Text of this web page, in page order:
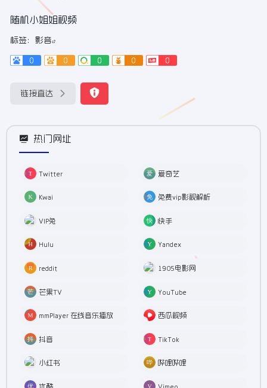
随机小姐姐视频
标签： 影音
0 0 0 0 0
链接直达
热门网址
Twitter 爱奇艺
Kwai 免费vip影视解析
VIP兔 快手
Hulu Yandex
reddit 1905电影网
芒果TV YouTube
mmPlayer 在线音乐播放 西瓜视频
抖音 TikTok
小红书 哔哩哔哩
优酷 Vimeo